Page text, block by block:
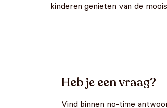
kinderen genieten van de
Heb je een vraag?
Vind binnen no-time